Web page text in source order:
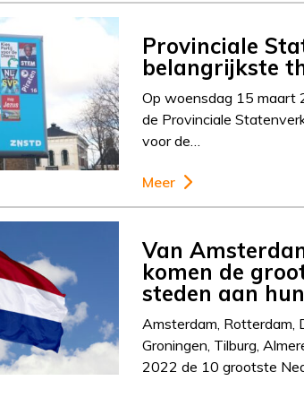
Provinciale
belangrijkste
Op woensdag 15 maart
de Provinciale
voor de…
Meer
Van
komen de
steden aan
Amsterdam, Rotterdam,
Groningen, Tilburg,
2022 de 10 grootste